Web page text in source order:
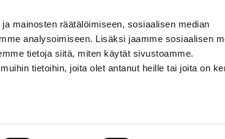
mainosten räätälöimiseen, sosiaalisen median
analysoimiseen. Lisäksi jaamme sosiaalisen
tietoja siitä, miten käytät sivustoamme.
tietoihin, joita olet antanut heille tai joita on